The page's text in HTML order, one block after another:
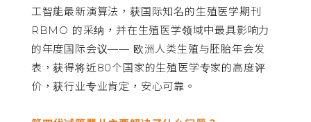
工智能最新演算法，获国际知名的生殖医学期刊
RBMO 的采纳，并在生殖医学领域中最具影响力
的年度国际会议—— 欧洲人类生殖与胚胎年会发
表，获得将近80个国家的生殖医学专家的高度评
价，获行业专业肯定，安心可靠。